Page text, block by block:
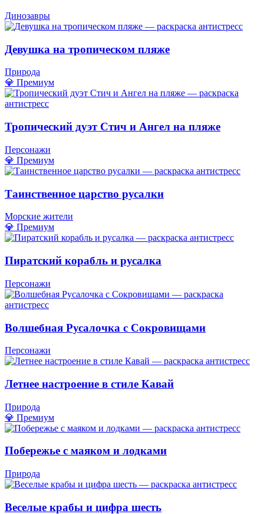
Динозавры
Девушка на тропическом пляже
Природа
💎 Премиум
Тропический дуэт Стич и Ангел на пляже
Персонажи
💎 Премиум
Таинственное царство русалки
Морские жители
💎 Премиум
Пиратский корабль и русалка
Персонажи
Волшебная Русалочка с Сокровищами
Персонажи
Летнее настроение в стиле Кавай
Природа
💎 Премиум
Побережье с маяком и лодками
Природа
Веселые крабы и цифра шесть